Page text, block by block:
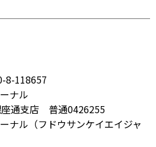
8-118657
ナル
通支店 普通0426255
ナル（フドウサンケイエイジャ